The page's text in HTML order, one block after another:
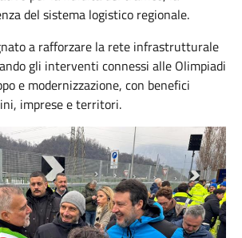
del sistema logistico regionale.
a rafforzare la rete infrastrutturale
gli interventi connessi alle Olimpiadi
e modernizzazione, con benefici
imprese e territori.